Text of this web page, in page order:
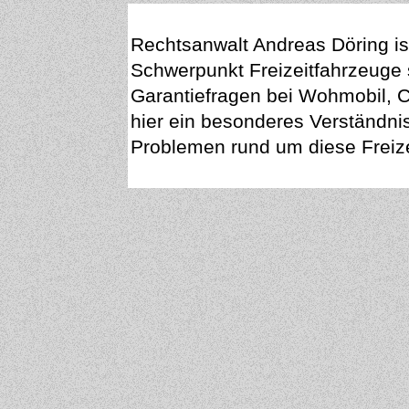
Rechtsanwalt Andreas Döring
Schwerpunkt
Garantiefragen bei Wohmobil,
hier ein besonderes
Problemen rund um diese